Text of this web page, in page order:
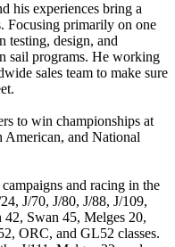
his experiences bring a
Focusing primarily on one
testing, design, and
sail programs. He working
sales team to make sure
to win championships at
and National
and racing in the
J/70, J/80, J/88, J/109,
Swan 45, Melges 20,
ORC, and GL52 classes.